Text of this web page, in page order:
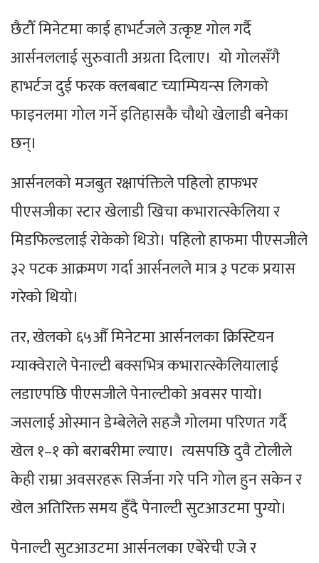
छैटौँ मिनेटमा काई हाभर्टजले उत्कृष्ट गोल गर्दै
आर्सनललाई सुरुवाती अग्रता दिलाए। यो गोलसँगै
हाभर्टज दुई फरक क्लबबाट च्याम्पियन्स लिगको
फाइनलमा गोल गर्ने इतिहासकै चौथो खेलाडी बनेका
छन्।
आर्सनलको मजबुत रक्षापंक्तिले पहिलो हाफभर
पीएसजीका स्टार खेलाडी खिचा कभारात्स्केलिया र
मिडफिल्डलाई रोकेको थिउो। पहिलो हाफमा पीएसजीले
३२ पटक आक्रमण गर्दा आर्सनलले मात्र ३ पटक प्रयास
गरेको थियो।
तर, खेलको ६५औँ मिनेटमा आर्सनलका क्रिस्टियन
म्याक्वेराले पेनाल्टी बक्सभित्र कभारात्स्केलियालाई
लडाएपछि पीएसजीले पेनाल्टीको अवसर पायो।
जसलाई ओस्मान डेम्बेलेले सहजै गोलमा परिणत गर्दै
खेल १–१ को बराबरीमा ल्याए। त्यसपछि दुवै टोलीले
केही राम्रा अवसरहरू सिर्जना गरे पनि गोल हुन सकेन र
खेल अतिरिक्त समय हुँदै पेनाल्टी सुटआउटमा पुग्यो।
पेनाल्टी सुटआउटमा आर्सनलका एबेरेची एजे र